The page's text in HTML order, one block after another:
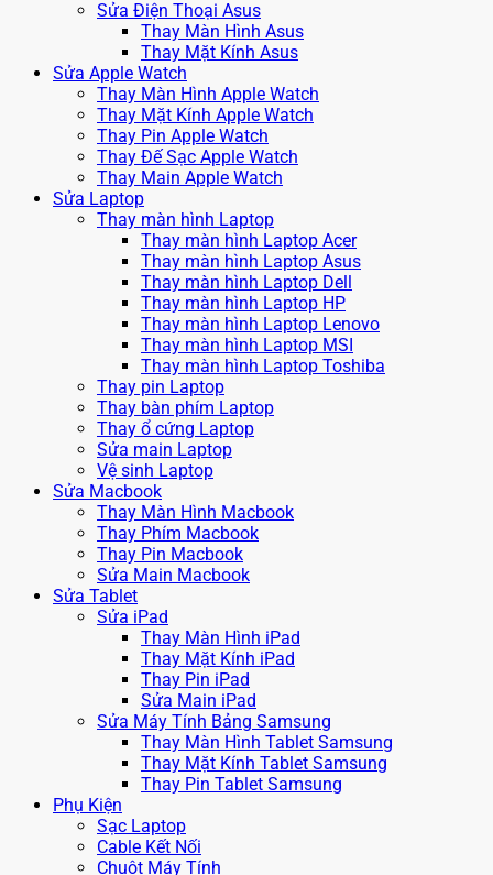
Sửa Điện Thoại Asus
Thay Màn Hình Asus
Thay Mặt Kính Asus
Sửa Apple Watch
Thay Màn Hình Apple Watch
Thay Mặt Kính Apple Watch
Thay Pin Apple Watch
Thay Đế Sạc Apple Watch
Thay Main Apple Watch
Sửa Laptop
Thay màn hình Laptop
Thay màn hình Laptop Acer
Thay màn hình Laptop Asus
Thay màn hình Laptop Dell
Thay màn hình Laptop HP
Thay màn hình Laptop Lenovo
Thay màn hình Laptop MSI
Thay màn hình Laptop Toshiba
Thay pin Laptop
Thay bàn phím Laptop
Thay ổ cứng Laptop
Sửa main Laptop
Vệ sinh Laptop
Sửa Macbook
Thay Màn Hình Macbook
Thay Phím Macbook
Thay Pin Macbook
Sửa Main Macbook
Sửa Tablet
Sửa iPad
Thay Màn Hình iPad
Thay Mặt Kính iPad
Thay Pin iPad
Sửa Main iPad
Sửa Máy Tính Bảng Samsung
Thay Màn Hình Tablet Samsung
Thay Mặt Kính Tablet Samsung
Thay Pin Tablet Samsung
Phụ Kiện
Sạc Laptop
Cable Kết Nối
Chuột Máy Tính